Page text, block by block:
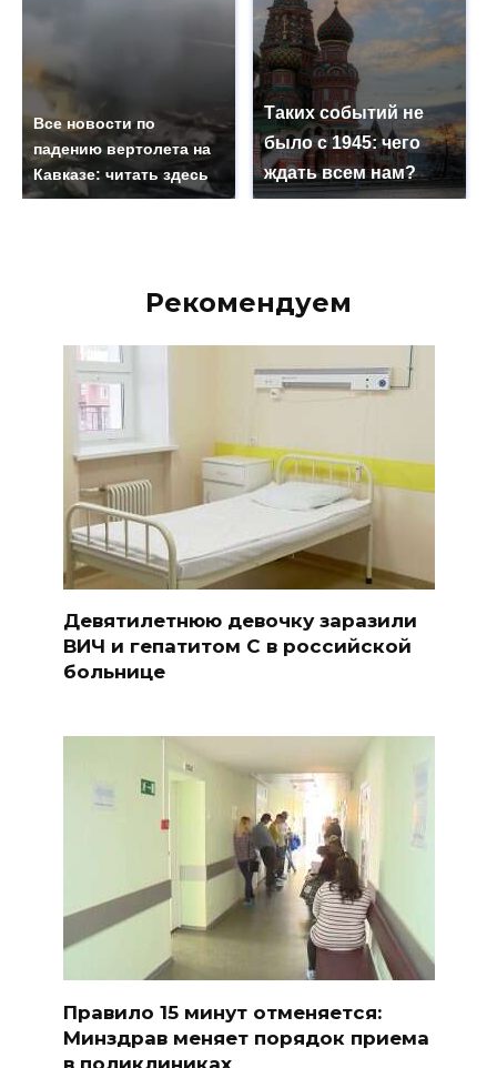
Все новости по
падению вертолета на
Кавказе: читать здесь
Таких событий не
было с 1945: чего
ждать всем нам?
Рекомендуем
Девятилетнюю девочку заразили
ВИЧ и гепатитом С в российской
больнице
Правило 15 минут отменяется:
Минздрав меняет порядок приема
в поликлиниках